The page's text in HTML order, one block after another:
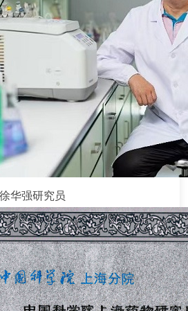
徐华强研究员